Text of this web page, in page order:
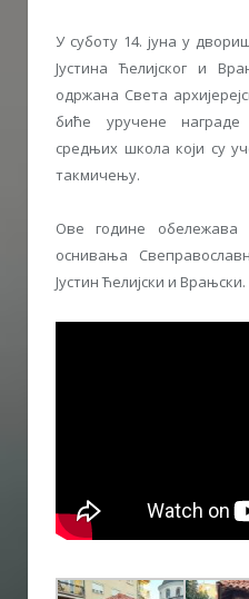
У суботу 14. јуна у
Јустина Ћелијског и
одржана Света
биће уручене
средњих школа који су
такмичењу.
Ове године
оснивања
Јустин Ћелијски и Врањски.